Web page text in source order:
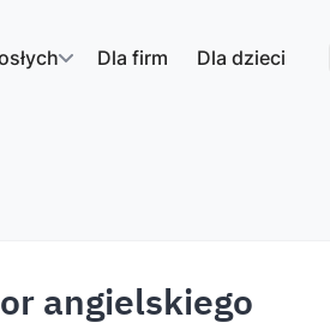
Dla firm Dla dzieci
angielskiego